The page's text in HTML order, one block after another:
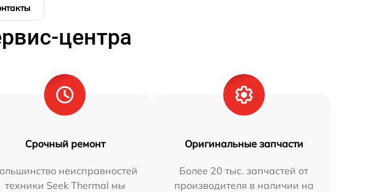
центра
Срочный ремонт
неисправностей
техники Seek Thermal мы
Оригинальные запчасти
Более 20 тыс. запчастей от
производителя в наличии на